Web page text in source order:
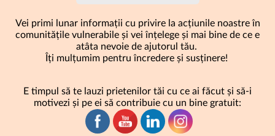
Vei primi lunar informații cu privire la acțiunile noastre în
comunitățile vulnerabile și vei înțelege și mai bine de ce e
atâta nevoie de ajutorul tău.
Îți mulțumim pentru încredere și susținere!
E timpul să te lauzi prietenilor tăi cu ce ai făcut și să-i
motivezi și pe ei să contribuie cu un bine gratuit: